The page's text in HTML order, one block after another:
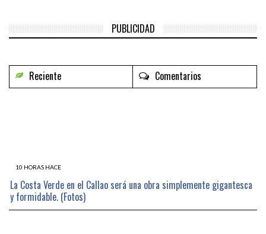
PUBLICIDAD
Reciente Comentarios
10 HORAS HACE
La Costa Verde en el Callao será una obra simplemente gigantesca
y formidable. (Fotos)